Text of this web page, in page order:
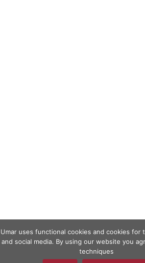
uses functional cookies and cookies
social media. By using our website you
techniques